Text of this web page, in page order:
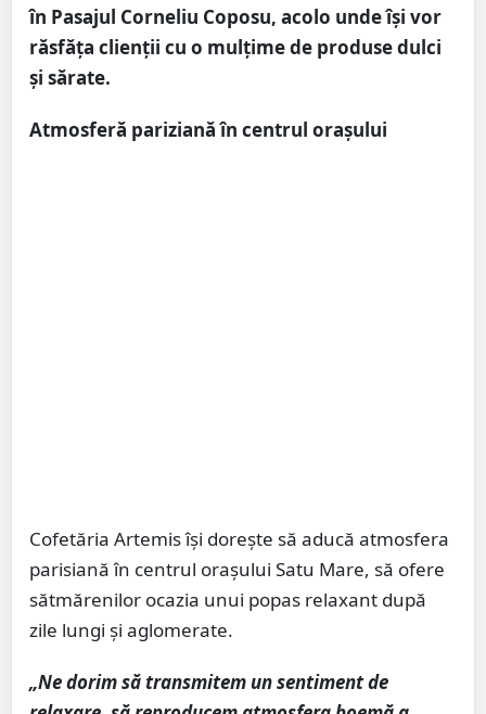
în Pasajul Corneliu Coposu, acolo unde își vor
răsfăța clienții cu o mulțime de produse dulci
și sărate.
Atmosferă pariziană în centrul orașului
Cofetăria Artemis își dorește să aducă atmosfera
parisiană în centrul orașului Satu Mare, să ofere
sătmărenilor ocazia unui popas relaxant după
zile lungi și aglomerate.
„Ne dorim să transmitem un sentiment de